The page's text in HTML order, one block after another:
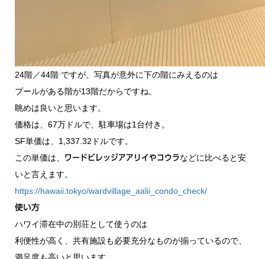
24階／44階 ですが、写真が意外に下の階にみえるのは
プールがある階が13階だからですね。
眺めは良いと思います。
価格は、67万ドルで、駐車場は1台付き。
SF単価は、1,337.32ドルです。
この単価は、
ワードビレッジアアリイやコウラなどに比べると安
いと言えます。
https://hawaii.tokyo/wardvillage_aalii_condo_check/
使い方
ハワイ滞在中の別荘として使うのは
利便性が高く、共有施設も必要充分なものが揃っているので、